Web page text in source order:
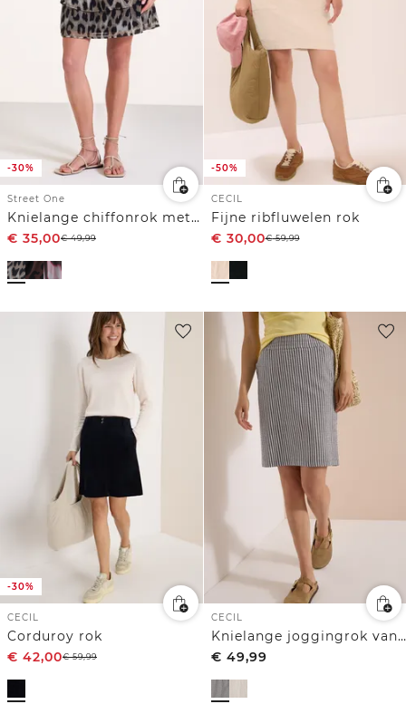
-30%
Street One
Knielange chiffonrok met print
€ 35,00€49,99
-50%
CECIL
Fijne ribfluwelen rok
€ 30,00€59,99
-30%
CECIL
Corduroy rok
€ 42,00€59,99
CECIL
Knielange joggingrok van seersucker stof
€ 49,99